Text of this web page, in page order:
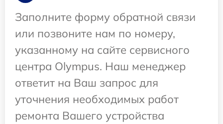
Заполните форму обратной связи
или позвоните нам по номеру,
указанному на сайте сервисного
центра Olympus. Наш менеджер
ответит на Ваш запрос для
уточнения необходимых работ
ремонта Вашего устройства